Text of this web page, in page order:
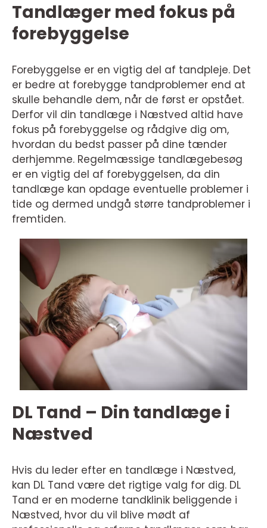
Tandlæger med fokus på
forebyggelse
Forebyggelse er en vigtig del af tandpleje. Det
er bedre at forebygge tandproblemer end at
skulle behandle dem, når de først er opstået.
Derfor vil din tandlæge i Næstved altid have
fokus på forebyggelse og rådgive dig om,
hvordan du bedst passer på dine tænder
derhjemme. Regelmæssige tandlægebesøg
er en vigtig del af forebyggelsen, da din
tandlæge kan opdage eventuelle problemer i
tide og dermed undgå større tandproblemer i
fremtiden.
DL Tand – Din tandlæge i
Næstved
Hvis du leder efter en tandlæge i Næstved,
kan DL Tand være det rigtige valg for dig. DL
Tand er en moderne tandklinik beliggende i
Næstved, hvor du vil blive mødt af